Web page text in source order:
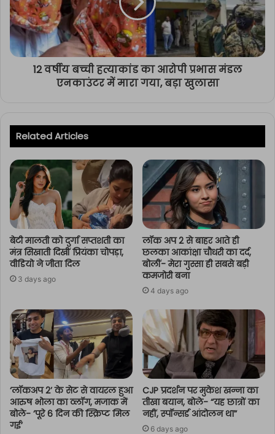
12 वर्षीय बच्ची हत्याकांड का आरोपी प्रभास मंडल
एनकाउंटर में मारा गया, बड़ा खुलासा
Related Articles
बेटी मालती को दुर्गा सप्तशती का
मंत्र सिखाती दिखीं प्रियंका चोपड़ा,
वीडियो ने जीता दिल
3 days ago
लॉक अप 2 से बाहर आते ही
छलका आकांक्षा चौधरी का दर्द,
बोलीं- मेरा गुस्सा ही सबसे बड़ी
कमजोरी बना
4 days ago
‘लॉकअप 2’ के सेट से वायरल हुआ
आरुष भोला का व्लॉग, मजाक में
बोले- ‘पूरे 6 दिन की स्क्रिप्ट मिल
गई’
CJP प्रदर्शन पर मुकेश खन्ना का
तीखा बयान, बोले- “यह छात्रों का
नहीं, स्पॉन्सर्ड आंदोलन था”
6 days ago